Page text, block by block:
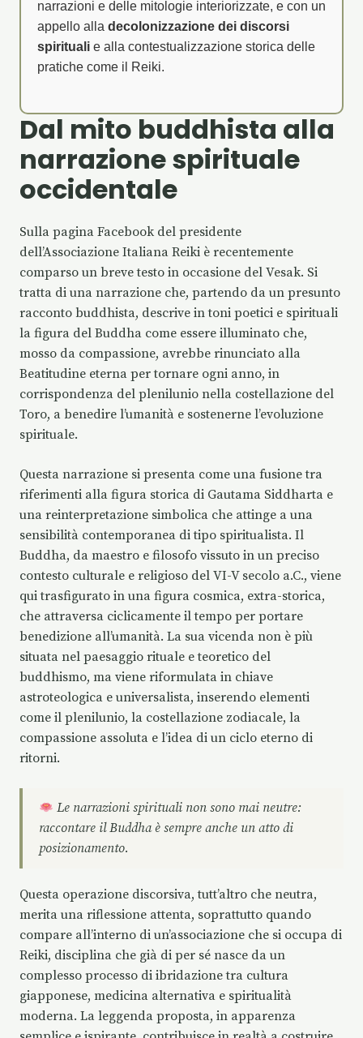
narrazioni e delle mitologie interiorizzate, e con un
appello alla decolonizzazione dei discorsi
spirituali e alla contestualizzazione storica delle
pratiche come il Reiki.
Dal mito buddhista alla
narrazione spirituale
occidentale
Sulla pagina Facebook del presidente
dell’Associazione Italiana Reiki è recentemente
comparso un breve testo in occasione del Vesak. Si
tratta di una narrazione che, partendo da un presunto
racconto buddhista, descrive in toni poetici e spirituali
la figura del Buddha come essere illuminato che,
mosso da compassione, avrebbe rinunciato alla
Beatitudine eterna per tornare ogni anno, in
corrispondenza del plenilunio nella costellazione del
Toro, a benedire l’umanità e sostenerne l’evoluzione
spirituale.
Questa narrazione si presenta come una fusione tra
riferimenti alla figura storica di Gautama Siddharta e
una reinterpretazione simbolica che attinge a una
sensibilità contemporanea di tipo spiritualista. Il
Buddha, da maestro e filosofo vissuto in un preciso
contesto culturale e religioso del VI-V secolo a.C., viene
qui trasfigurato in una figura cosmica, extra-storica,
che attraversa ciclicamente il tempo per portare
benedizione all’umanità. La sua vicenda non è più
situata nel paesaggio rituale e teoretico del
buddhismo, ma viene riformulata in chiave
astroteologica e universalista, inserendo elementi
come il plenilunio, la costellazione zodiacale, la
compassione assoluta e l’idea di un ciclo eterno di
ritorni.
Le narrazioni spirituali non sono mai neutre:
raccontare il Buddha è sempre anche un atto di
posizionamento.
Questa operazione discorsiva, tutt’altro che neutra,
merita una riflessione attenta, soprattutto quando
compare all’interno di un’associazione che si occupa di
Reiki, disciplina che già di per sé nasce da un
complesso processo di ibridazione tra cultura
giapponese, medicina alternativa e spiritualità
moderna. La leggenda proposta, in apparenza